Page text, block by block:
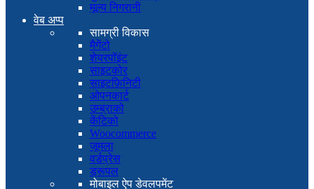
मूल्य निगरानी
वेब अप्प
सामग्री विकास
मैगेंटो
शेयरपॉइंट
साइटकोर
साइटफ़िनिटी
ओपनकार्ट
उम्ब्राको
केंटिको
Woocommerce
जूमला
वर्डप्रेस
ड्रूपल
मोबाइल ऐप डेवलपमेंट